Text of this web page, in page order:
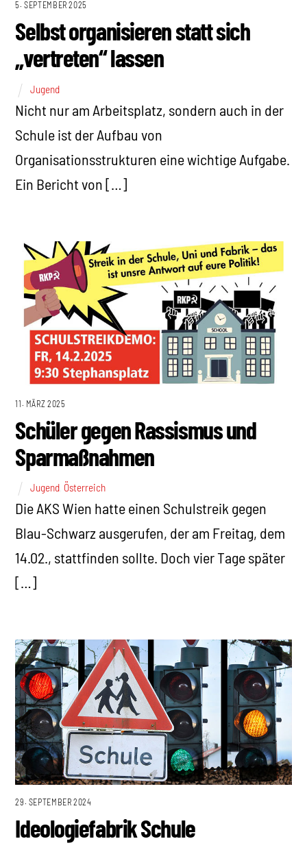
5. SEPTEMBER 2025
Selbst organisieren statt sich
„vertreten“ lassen
Jugend
Nicht nur am Arbeitsplatz, sondern auch in der
Schule ist der Aufbau von
Organisationsstrukturen eine wichtige Aufgabe.
Ein Bericht von […]
11. MÄRZ 2025
Schüler gegen Rassismus und
Sparmaßnahmen
Jugend Österreich
Die AKS Wien hatte einen Schulstreik gegen
Blau-Schwarz ausgerufen, der am Freitag, dem
14.02., stattfinden sollte. Doch vier Tage später
[…]
29. SEPTEMBER 2024
Ideologiefabrik Schule